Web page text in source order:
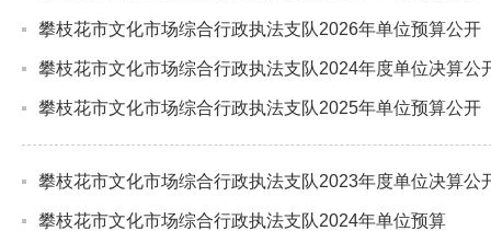
攀枝花市文化市场综合行政执法支队2026年单位预算公开
攀枝花市文化市场综合行政执法支队2024年度单位决算公
攀枝花市文化市场综合行政执法支队2025年单位预算公开
攀枝花市文化市场综合行政执法支队2023年度单位决算公
攀枝花市文化市场综合行政执法支队2024年单位预算